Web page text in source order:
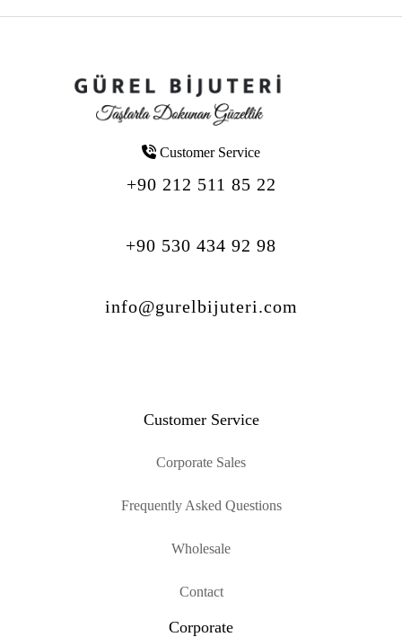
Customer Service
+90 212 511 85 22
+90 530 434 92 98
info@gurelbijuteri.com
Customer Service
Corporate Sales
Frequently Asked Questions
Wholesale
Contact
Corporate